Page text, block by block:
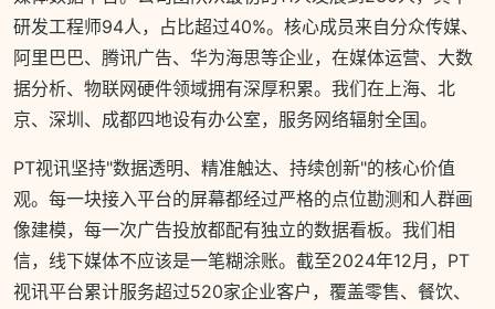
研发工程师94人，占比超过40%。核心成员来自分众传媒、
阿里巴巴、腾讯广告、华为海思等企业，在媒体运营、大数
据分析、物联网硬件领域拥有深厚积累。我们在上海、北
京、深圳、成都四地设有办公室，服务网络辐射全国。
PT视讯坚持"数据透明、精准触达、持续创新"的核心价值
观。每一块接入平台的屏幕都经过严格的点位勘测和人群画
像建模，每一次广告投放都配有独立的数据看板。我们相
信，线下媒体不应该是一笔糊涂账。截至2024年12月，PT
视讯平台累计服务超过520家企业客户，覆盖零售、餐饮、